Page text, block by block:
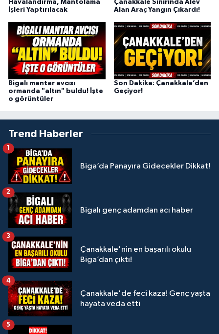
Havalandırma, Mantolama
İşleri Yaptırılacak
Çanakkale Sınırında Alev
Alan Araç Yangın Çıkardı!
Bigalı mantar avcısı
ormanda "altın" buldu! İşte
o görüntüler
Son Dakika: Çanakkale’den
Geçiyor!
Trend Haberler
Biga’da Panayıra Gidecekler Dikkat!
1
Bigalı genç adamdan acı haber
2
Çanakkale'nin en başarılı okulu
Biga’dan çıktı!
3
Çanakkale'de feci kaza! Genç yaşta
hayata veda etti
4
5